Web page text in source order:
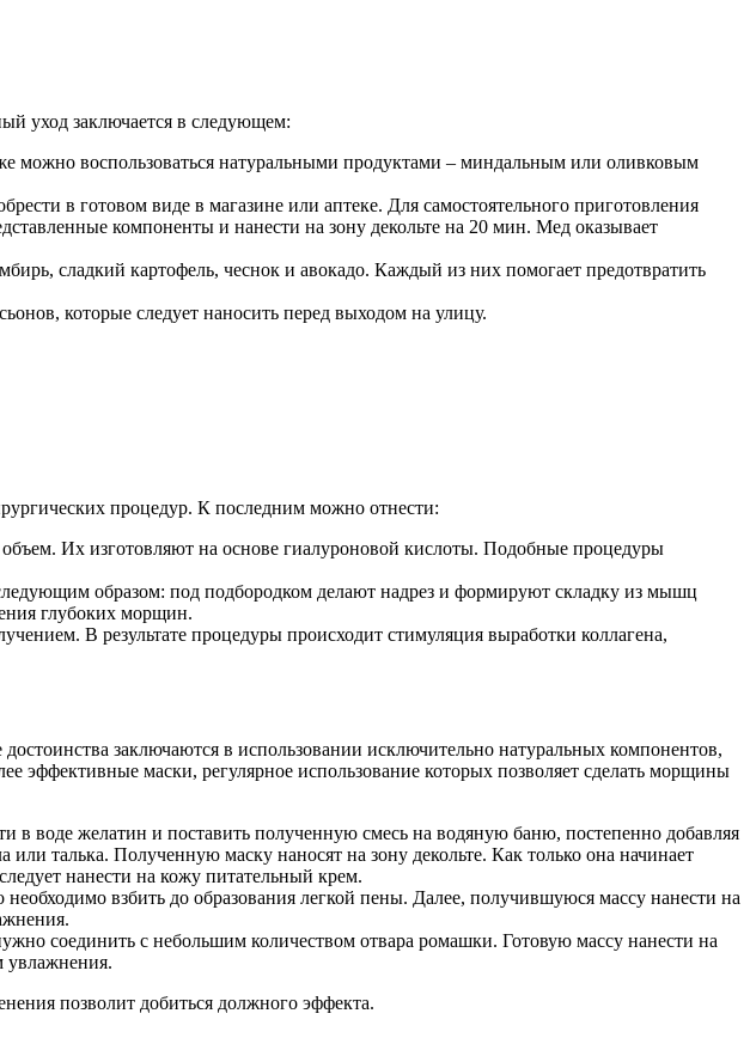
уход заключается в следующем:
можно воспользоваться натуральными продуктами – миндальным или оливковым
в готовом виде в магазине или аптеке. Для самостоятельного приготовления
компоненты и нанести на зону декольте на 20 мин. Мед оказывает
сладкий картофель, чеснок и авокадо. Каждый из них помогает предотвратить
которые следует наносить перед выходом на улицу.
процедур. К последним можно отнести:
Их изготовляют на основе гиалуроновой кислоты. Подобные процедуры
образом: под подбородком делают надрез и формируют складку из мышц
глубоких морщин.
В результате процедуры происходит стимуляция выработки коллагена,
заключаются в использовании исключительно натуральных компонентов,
маски, регулярное использование которых позволяет сделать морщины
в воде желатин и поставить полученную смесь на водяную баню, постепенно добавляя
талька. Полученную маску наносят на зону декольте. Как только она начинает
нанести на кожу питательный крем.
взбить до образования легкой пены. Далее, получившуюся массу нанести на
соединить с небольшим количеством отвара ромашки. Готовую массу нанести на
увлажнения.
позволит добиться должного эффекта.